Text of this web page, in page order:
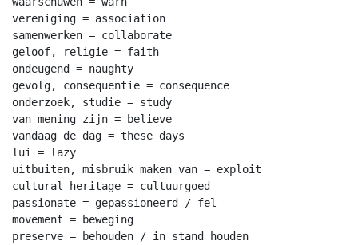
vereniging = association
samenwerken = collaborate
geloof, religie = faith
ondeugend = naughty
gevolg, consequentie = consequence
onderzoek, studie = study
van mening zijn = believe
vandaag de dag = these days
lui = lazy
uitbuiten, misbruik maken van = exploit
cultural heritage = cultuurgoed
passionate = gepassioneerd / fel
movement = beweging
preserve = behouden / in stand houden